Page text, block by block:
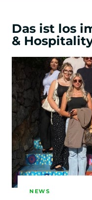
Reflexionsmodul
Lehrprojekt
nach
Bachelorprojekt
z.B. in
Destination,
Das ist los
&
NEWS